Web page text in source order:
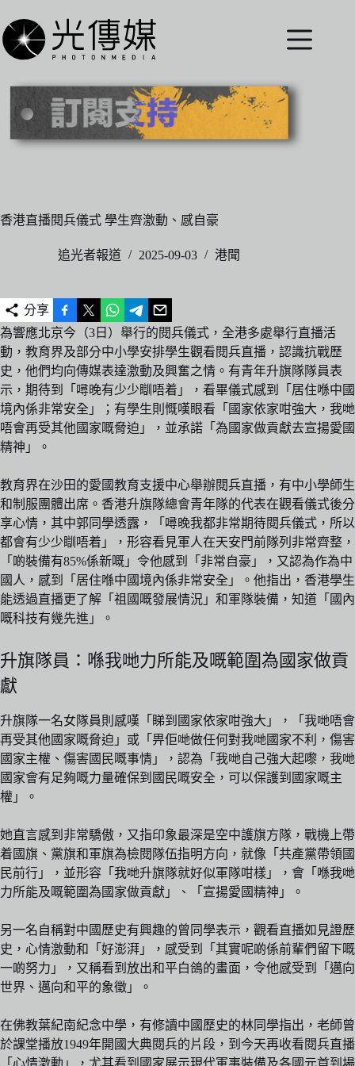
至
主
內
香港直播閱兵儀式 學生齊激動、感自豪
追光者報道 2025-09-03 港聞
分享
為響應北京今（3日）舉行的閱兵儀式，全港多處舉行直播活
動，教育界及部分中小學安排學生觀看閱兵直播，認識抗戰歷
史，他們均向傳媒表達激動及興奮之情。有青年升旗隊隊員表
示，期待到「噚晚有少少瞓唔着」，看畢儀式感到「居住喺中國
境內係非常安全」；有學生則慨嘆眼看「國家依家咁強大，我哋
唔會再受其他國家嘅脅迫」，並承諾「為國家做貢獻去宣揚愛國
精神」。
教育界在沙田的愛國教育支援中心舉辦閱兵直播，有中小學師生
和制服團體出席。香港升旗隊總會青年隊的代表在觀看儀式後分
享心情，其中郭同學透露，「噚晚我都非常期待閱兵儀式，所以
都會有少少瞓唔着」，形容看見軍人在天安門前隊列非常齊整，
「啲裝備有85%係新嘅」令他感到「非常自豪」，又認為作為中
國人，感到「居住喺中國境內係非常安全」。他指出，香港學生
能透過直播更了解「祖國嘅發展情況」和軍隊裝備，知道「國內
嘅科技有幾先進」。
升旗隊員：喺我哋力所能及嘅範圍為國家做貢
獻
升旗隊一名女隊員則感嘆「睇到國家依家咁強大」，「我哋唔會
再受其他國家嘅脅迫」或「畀佢哋做任何對我哋國家不利，傷害
國家主權、傷害國民嘅事情」，認為「我哋自己強大起嚟，我哋
國家會有足夠嘅力量確保到國民嘅安全，可以保護到國家嘅主
權」。
她直言感到非常驕傲，又指印象最深是空中護旗方隊，戰機上帶
着國旗、黨旗和軍旗為檢閱隊伍指明方向，就像「共產黨帶領國
民前行」，並形容「我哋升旗隊就好似軍隊咁樣」，會「喺我哋
力所能及嘅範圍為國家做貢獻」、「宣揚愛國精神」。
另一名自稱對中國歷史有興趣的曾同學表示，觀看直播如見證歷
史，心情激動和「好澎湃」，感受到「其實呢啲係前輩們留下嘅
一啲努力」，又稱看到放出和平白鴿的畫面，令他感受到「邁向
世界、邁向和平的象徵」。
在佛教葉紀南紀念中學，有修讀中國歷史的林同學指出，老師曾
於課堂播放1949年開國大典閱兵的片段，到今天再收看閱兵直播
「心情激動」，尤其看到國家展示現代軍事裝備及各國元首到場